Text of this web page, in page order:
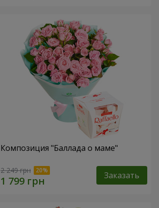
Композиция "Баллада о маме"
2 249 грн Заказать